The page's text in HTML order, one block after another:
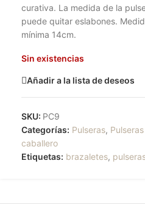
curativa. La medida de la
puede quitar eslabones.
mínima 14cm.
Sin existencias
Añadir a la lista de deseos
SKU: PC9
Categorías: Pulseras,
caballero
Etiquetas: brazaletes,